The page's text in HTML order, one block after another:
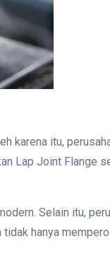
karena itu,
Lap Joint Flange
Selain itu,
hanya